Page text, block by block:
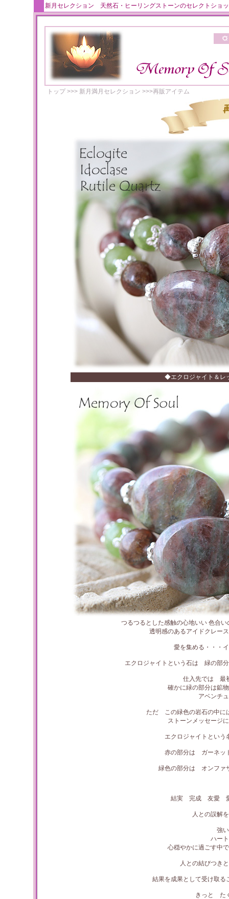
新月セレクション 天然石・ヒーリングストーンのセレクトショ
トップ>>> 新月満月セレクション >>>再販アイテム
◆エクロジャイト＆レ
つるつるとした感触の心地いい 色合
透明感のあるアイドクレ
愛を集める・・・
エクロジャイトという石は 緑の部
仕入先では 最
確かに緑の部分は鉱
アベンチ
ただ この緑色の岩石の中に
ストーンメッセージ
エクロジャイトとい
赤の部分は ガーネッ
緑色の部分は オンファ
結実 完成 友愛
人との誤解
強
ハー
心穏やかに過ごす中
人との結びつき
結果を成果として受け取る
きっと た